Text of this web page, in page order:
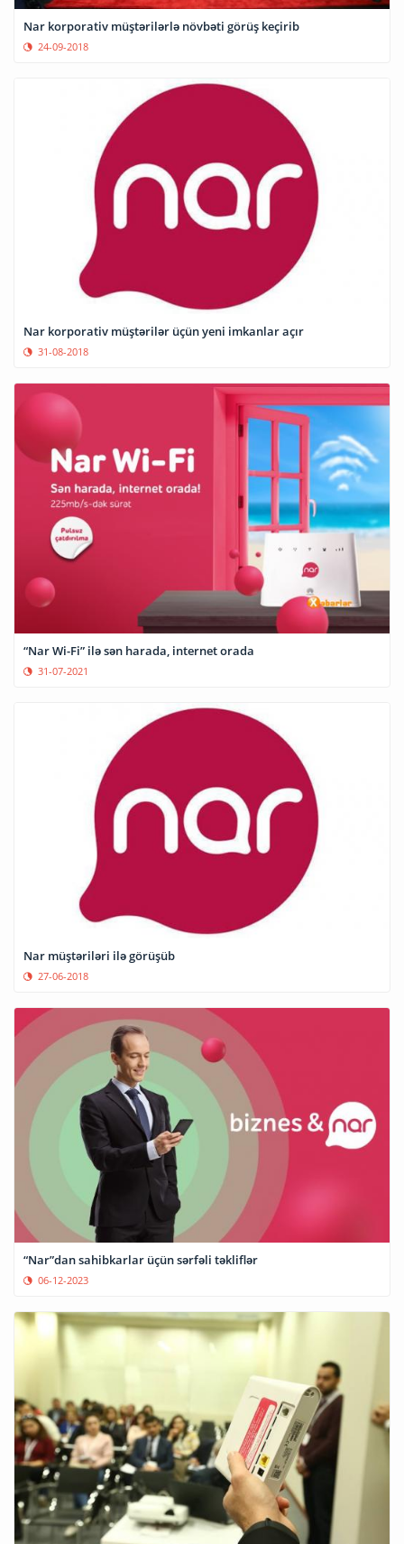
Nar korporativ müştərilərlə növbəti görüş keçirib
24-09-2018
Nar korporativ müştərilər üçün yeni imkanlar açır
31-08-2018
“Nar Wi-Fi” ilə sən harada, internet orada
31-07-2021
Nar müştəriləri ilə görüşüb
27-06-2018
“Nar”dan sahibkarlar üçün sərfəli təkliflər
06-12-2023